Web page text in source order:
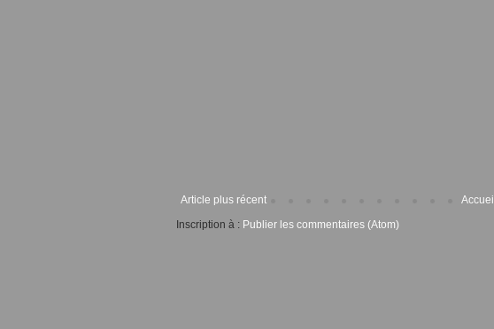
Article plus récent
Accueil
Inscription à : Publier les commentaires (Atom)